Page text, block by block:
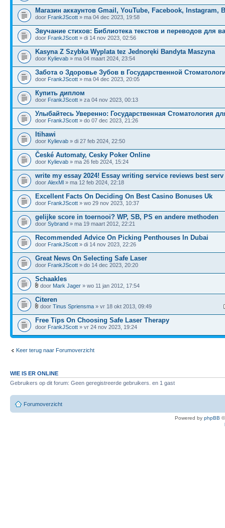
Магазин аккаунтов Gmail, YouTube, Facebook, Instagram,
door FrankJScott » ma 04 dec 2023, 19:58
Звучание стихов: Библиотека текстов и переводов для
door FrankJScott » di 14 nov 2023, 02:56
Kasyna Z Szybka Wyplata tez Jednoręki Bandyta Maszyna
door Kylievab » ma 04 maart 2024, 23:54
Забота о Здоровье Зубов в Государственной
door FrankJScott » ma 04 dec 2023, 20:05
Купить диплом
door FrankJScott » za 04 nov 2023, 00:13
Улыбайтесь Уверенно: Государственная Стоматология
door FrankJScott » do 07 dec 2023, 21:26
Itihawi
door Kylievab » di 27 feb 2024, 22:50
České Automaty, Cesky Poker Online
door Kylievab » ma 26 feb 2024, 15:24
write my essay 2024! Essay writing service reviews best serv
door AlexMl » ma 12 feb 2024, 22:18
Excellent Facts On Deciding On Best Casino Bonuses Uk
door FrankJScott » wo 29 nov 2023, 10:37
gelijke score in toernooi? WP, SB, PS en andere methoden
door Sybrand » ma 19 maart 2012, 22:21
Recommended Advice On Picking Penthouses In Dubai
door FrankJScott » di 14 nov 2023, 22:26
Great News On Selecting Safe Laser
door FrankJScott » do 14 dec 2023, 20:20
Schaakles
door Mark Jager » wo 11 jan 2012, 17:54
Citeren
door Tinus Spriensma » vr 18 okt 2013, 09:49
Free Tips On Choosing Safe Laser Therapy
door FrankJScott » vr 24 nov 2023, 19:24
Keer terug naar Forumoverzicht
WIE IS ER ONLINE
Gebruikers op dit forum: Geen geregistreerde gebruikers. en 1 gast
Forumoverzicht
Powered by phpBB